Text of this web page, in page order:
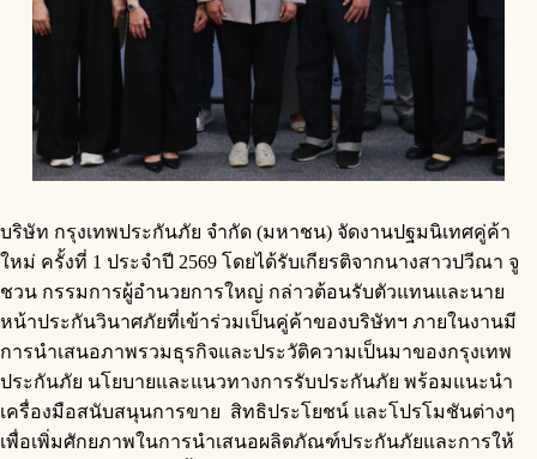
บริษัท กรุงเทพประกันภัย จำกัด (มหาชน) จัดงานปฐมนิเทศคู่ค้า
ใหม่ ครั้งที่ 1 ประจำปี 2569 โดยได้รับเกียรติจากนางสาวปวีณา จู
ชวน กรรมการผู้อำนวยการใหญ่ กล่าวต้อนรับตัวแทนและนาย
หน้าประกันวินาศภัยที่เข้าร่วมเป็นคู่ค้าของบริษัทฯ ภายในงานมี
การนำเสนอภาพรวมธุรกิจและประวัติความเป็นมาของกรุงเทพ
ประกันภัย นโยบายและแนวทางการรับประกันภัย พร้อมแนะนำ
เครื่องมือสนับสนุนการขาย สิทธิประโยชน์ และโปรโมชันต่างๆ
เพื่อเพิ่มศักยภาพในการนำเสนอผลิตภัณฑ์ประกันภัยและการให้